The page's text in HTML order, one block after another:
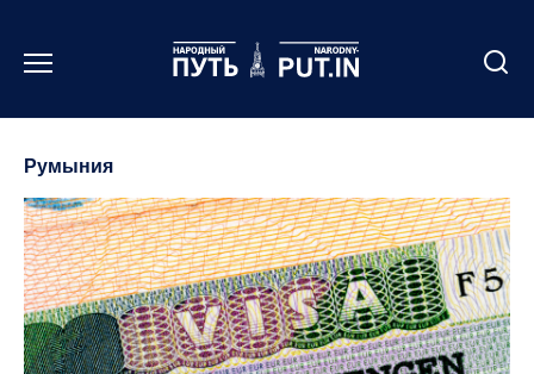
содержанию
Румыния